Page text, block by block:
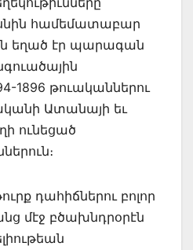
համեմատաբար
եղած էր պարագան
1896 թուականներու
Ատանա­յի եւ
ունեցած
դահիճներու բոլոր
մէջ բծախնդրօրէն